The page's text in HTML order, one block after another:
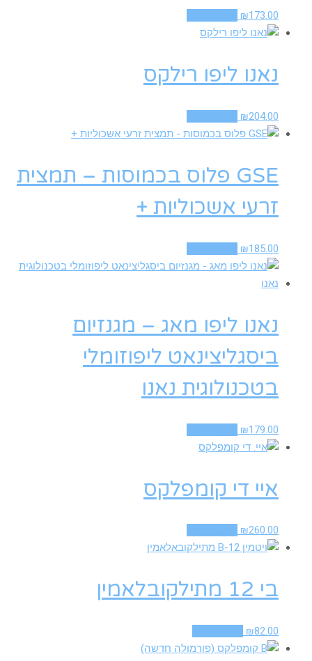
₪173.00
נאנו ליפו רילקס
₪204.00
GSE פלוס בכמוסות – תמצית
זרעי אשכוליות +
₪185.00
נאנו ליפו מאג – מגנזיום
ביסגליצינאט ליפוזומלי
בטכנולוגית נאנו
₪179.00
איי די קומפלקס
₪260.00
בי 12 מתילקובלאמין
₪82.00